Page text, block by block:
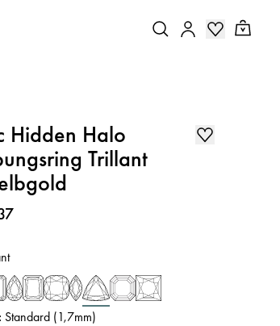
Hidden Halo
Trillant
: Standard (1,7mm)